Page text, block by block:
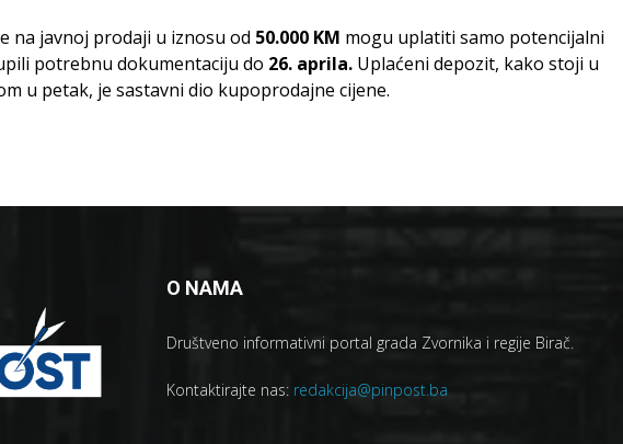
na javnoj prodaji u iznosu od 50.000 KM mogu uplatiti samo potencijalni
potrebnu dokumentaciju do 26. aprila. Uplaćeni depozit, kako stoji u
u petak, je sastavni dio kupoprodajne cijene.
O NAMA
Društveno informativni portal grada Zvornika i regije Birač.
Kontaktirajte nas: redakcija@pinpost.ba